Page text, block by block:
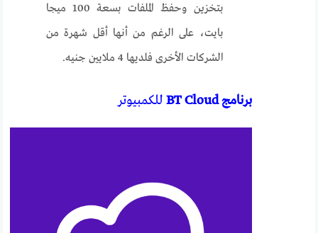
بتخزين وحفظ الملفات بسعة 100 ميجا
بايت، على الرغم من أنها أقل شهرة من
الشركات الأخرى فلديها 4 ملايين جنيه.
برنامج BT Cloud للكمبيوتر